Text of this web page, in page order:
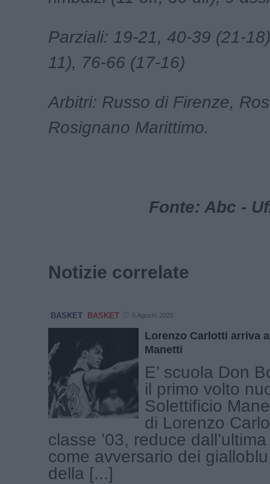
Parziali: 19-21, 40-39 (21-
11), 76-66 (17-16)
Arbitri: Russo di Firenze,
Rosignano Marittimo.
Fonte: Abc -
Notizie correlate
BASKET BASKET 5 Agosto 2026
Lorenzo Carlotti arriva
Manetti
E’ scuola Don
il primo volto
Solettificio
di Lorenzo
classe ’03, reduce
come avversario dei
della [...]